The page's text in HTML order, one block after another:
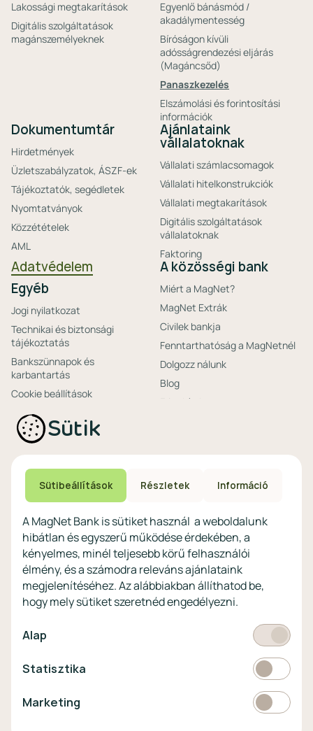
Lakossági megtakarítások
Digitális szolgáltatások
magánszemélyeknek
Egyenlő bánásmód /
akadálymentesség
Bíróságon kívüli
adósságrendezési eljárás
(Magáncsőd)
Panaszkezelés
Elszámolási és forintosítási
információk
Dokumentumtár
Hirdetmények
Üzletszabályzatok, ÁSZF-ek
Tájékoztatók, segédletek
Nyomtatványok
Közzétételek
AML
Ajánlataink
vállalatoknak
Vállalati számlacsomagok
Vállalati hitelkonstrukciók
Vállalati megtakarítások
Digitális szolgáltatások
vállalatoknak
Faktoring
Adatvédelem
Egyéb
Jogi nyilatkozat
Technikai és biztonsági
tájékoztatás
Bankszünnapok és
karbantartás
Cookie beállítások
A közösségi bank
Miért a MagNet?
MagNet Extrák
Civilek bankja
Fenntarthatóság a MagNetnél
Dolgozz nálunk
Blog
Friss hírek
Ajánlataink non-
profitoknak
számlacsomagok
Megtakarítások non-
profitoknak
Digitális szolgáltatások non-
profitoknak
eszközökön
Vértezze fel magát a
kibercsalásokkal
szemben!
Látogasson el a KiberPajzs
honlapra!
választó
EUR
Sütik
Sütibeállítások Részletek Információ
A MagNet Bank is sütiket használ a weboldalunk
hibátlan és egyszerű működése érdekében, a
kényelmes, minél teljesebb körű felhasználói
élmény, és a számodra releváns ajánlataink
megjelenítéséhez. Az alábbiakban állíthatod be,
hogy mely sütiket szeretnéd engedélyezni.
Alap Kötelező
Statisztika Statisztikai
Marketing Marketing